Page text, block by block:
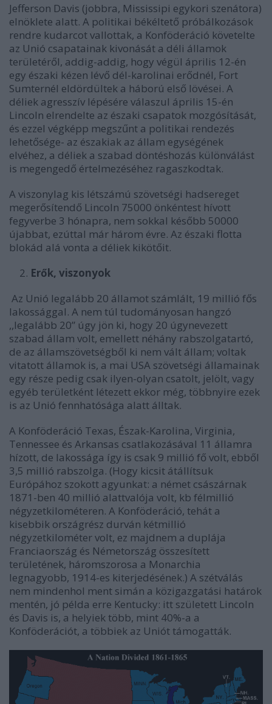
Jefferson Davis (jobbra, Mississipi egykori szenátora)
elnöklete alatt. A politikai békéltető próbálkozások
rendre kudarcot vallottak, a Konföderáció követelte
az Unió csapatainak kivonását a déli államok
területéről, addig-addig, hogy végül április 12-én
egy északi kézen lévő dél-karolinai erődnél, Fort
Sumternél eldördültek a háború első lövései. A
déliek agresszív lépésére válaszul április 15-én
Lincoln elrendelte az északi csapatok mozgósítását,
és ezzel végképp megszűnt a politikai rendezés
lehetősége- az északiak az állam egységének
elvéhez, a déliek a szabad döntéshozás különválást
is megengedő értelmezéséhez ragaszkodtak.
A viszonylag kis létszámú szövetségi hadsereget
megerősítendő Lincoln 75000 önkéntest hívott
fegyverbe 3 hónapra, nem sokkal később 50000
újabbat, ezúttal már három évre. Az északi flotta
blokád alá vonta a déliek kikötőit.
Erők, viszonyok
Az Unió legalább 20 államot számlált, 19 millió fős
lakossággal. A nem túl tudományosan hangzó
,,legalább 20” úgy jön ki, hogy 20 úgynevezett
szabad állam volt, emellett néhány rabszolgatartó,
de az államszövetségből ki nem vált állam; voltak
vitatott államok is, a mai USA szövetségi államainak
egy része pedig csak ilyen-olyan csatolt, jelölt, vagy
egyéb területként létezett ekkor még, többnyire ezek
is az Unió fennhatósága alatt álltak.
A Konföderáció Texas, Észak-Karolina, Virginia,
Tennessee és Arkansas csatlakozásával 11 államra
hízott, de lakossága így is csak 9 millió fő volt, ebből
3,5 millió rabszolga. (Hogy kicsit átállítsuk
Európához szokott agyunkat: a német császárnak
1871-ben 40 millió alattvalója volt, kb félmillió
négyzetkilométeren. A Konföderáció, tehát a
kisebbik országrész durván kétmillió
négyzetkilométer volt, ez majdnem a duplája
Franciaország és Németország összesített
területének, háromszorosa a Monarchia
legnagyobb, 1914-es kiterjedésének.) A szétválás
nem mindenhol ment simán a közigazgatási határok
mentén, jó példa erre Kentucky: itt született Lincoln
és Davis is, a helyiek több, mint 40%-a a
Konföderációt, a többiek az Uniót támogatták.